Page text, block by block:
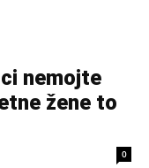
nemojte
žene to
0